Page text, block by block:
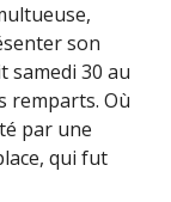
son
samedi 30 au
remparts. Où
par une
qui fut